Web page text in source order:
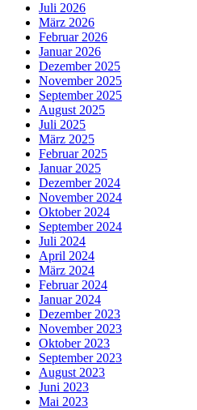
Juli 2026
März 2026
Februar 2026
Januar 2026
Dezember 2025
November 2025
September 2025
August 2025
Juli 2025
März 2025
Februar 2025
Januar 2025
Dezember 2024
November 2024
Oktober 2024
September 2024
Juli 2024
April 2024
März 2024
Februar 2024
Januar 2024
Dezember 2023
November 2023
Oktober 2023
September 2023
August 2023
Juni 2023
Mai 2023